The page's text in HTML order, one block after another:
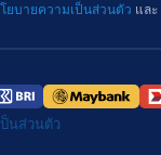
ยบายความเป็นส่วนตัว และ
นส่วนตัว